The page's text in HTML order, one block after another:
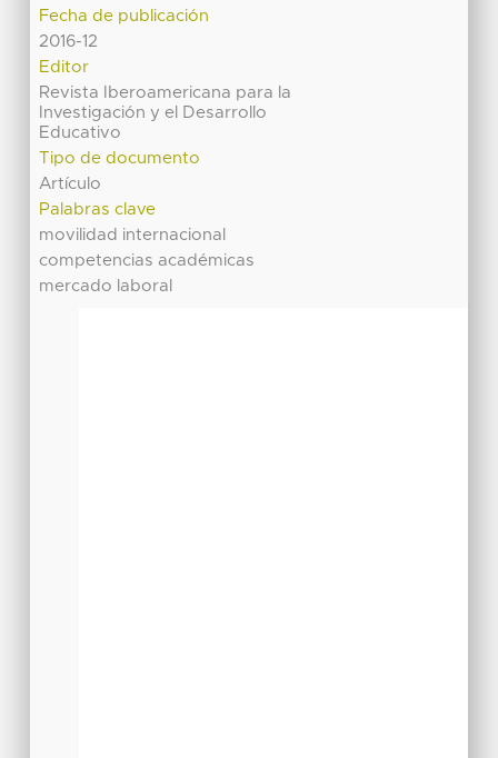
Fecha de publicación
2016-12
Editor
Revista Iberoamericana para la
Investigación y el Desarrollo
Educativo
Tipo de documento
Artículo
Palabras clave
movilidad internacional
competencias académicas
mercado laboral